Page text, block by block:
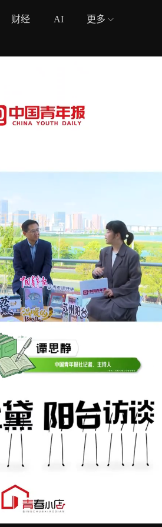
财经 AI 更多